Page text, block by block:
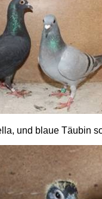
und blaue Täubin